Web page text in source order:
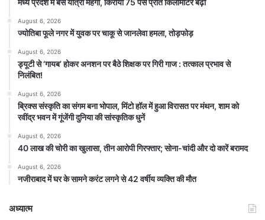
मध्य प्रदेश में बस यात्रा महंगी, किराया 75 पैसे प्रति किलोमीटर बढ़ा
August 6, 2026
ज्योतिबा फूले नगर में युवक पर चाकू से जानलेवा हमला, तोड़फोड़
August 6, 2026
ड्यूटी से ‘गायब’ होकर अनशन पर बैठे शिक्षक पर गिरी गाज : तत्काल प्रभाव से
निलंबित!
August 6, 2026
ब्रिक्स संस्कृति का संगम बना भोपाल, मिंटो हॉल में हुआ विरासत पर मंथन, शाम को
रवींद्र भवन में गूंजेंगी दुनिया की सांस्कृतिक धुनें
August 6, 2026
40 लाख की चोरी का खुलासा, तीन आरोपी गिरफ्तार; सोना-चांदी और दो कारें बरामद
August 6, 2026
नजीराबाद में घर के सामने करंट लगने से 42 वर्षीय व्यक्ति की मौत
अध्यात्म